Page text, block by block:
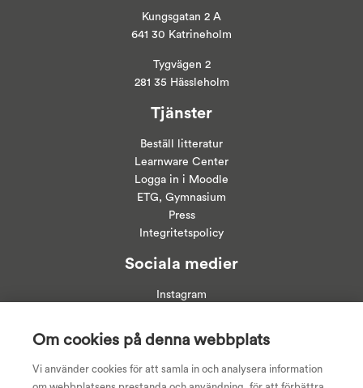
Kungsgatan 2 A
641 30 Katrineholm
Tygvägen 2
281 35 Hässleholm
Tjänster
Beställ litteratur
Learnware Center
Logga in i Moodle
ETG, Gymnasium
Press
Integritetspolicy
Sociala medier
Instagram
Youtube
Om cookies på denna webbplats
Vi använder cookies för att samla in och analysera information